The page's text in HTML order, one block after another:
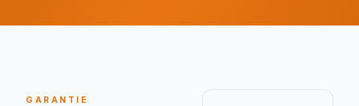
GARANTIE